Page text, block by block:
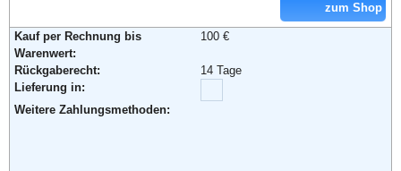
Weiterführende Informationen: Blog,AGB
Adresse:
MenzeMedia.de GmbH
zum Shop
Kauf per Rechnung bis
Warenwert:
100 €
Rückgaberecht:
14 Tage
Lieferung in:
Weitere Zahlungsmethoden: